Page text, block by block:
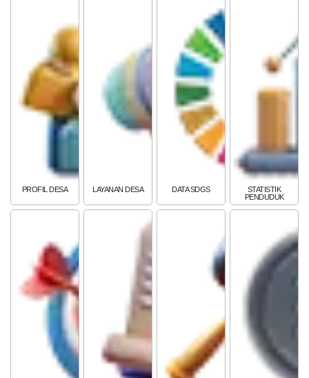
PEMERINTAH LAYANAN MANDIRI PENGADUAN
POPULASI
WILAYAH
DAFTAR PEMILIH
PROFIL DESA LAYANAN DESA DATA SDGS
STATISTIK
PENDUDUK
Pembiayaan
Anggaran